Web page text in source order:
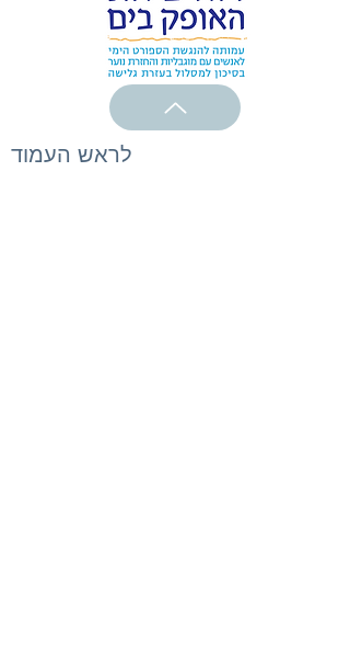
לראש העמוד